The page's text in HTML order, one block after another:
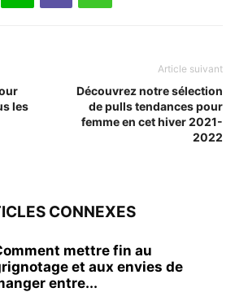
les
Article suivant
Découvrez notre sélection
de pulls tendances pour
femme en cet hiver 2021-
2022
CONNEXES
mettre fin au
et aux envies de
entre...